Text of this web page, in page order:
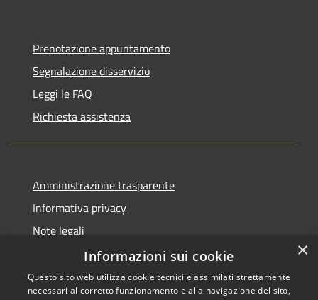
Prenotazione appuntamento
Segnalazione disservizio
Leggi le FAQ
Richiesta assistenza
Amministrazione trasparente
Informativa privacy
Note legali
Dichiarazione di accessibilità
×
Informazioni sui cookie
Questo sito web utilizza cookie tecnici e assimilati strettamente
necessari al corretto funzionamento e alla navigazione del sito,